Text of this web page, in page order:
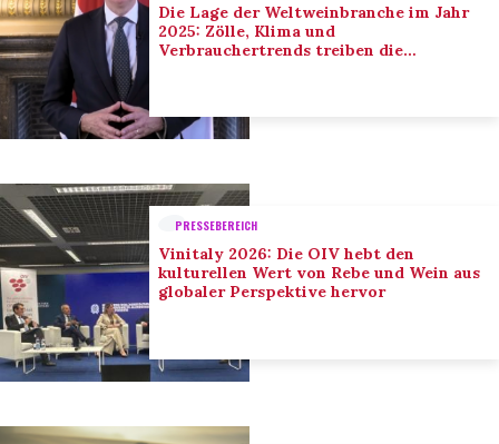
Die Lage der Weltweinbranche im Jahr
2025: Zölle, Klima und
Verbrauchertrends treiben die
PRESSEBEREICH
Vinitaly 2026: Die OIV hebt den
kulturellen Wert von Rebe und Wein aus
globaler Perspektive hervor